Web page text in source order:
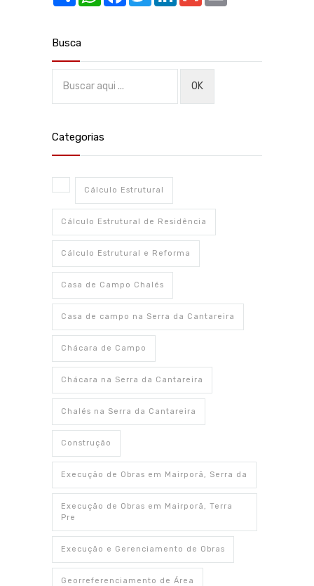
Busca
Categorias
Cálculo Estrutural
Cálculo Estrutural de Residência
Cálculo Estrutural e Reforma
Casa de Campo Chalés
Casa de campo na Serra da Cantareira
Chácara de Campo
Chácara na Serra da Cantareira
Chalés na Serra da Cantareira
Construção
Execução de Obras em Mairporã, Serra da
Execução de Obras em Mairporã, Terra
Pre
Execução e Gerenciamento de Obras
Georreferenciamento de Área